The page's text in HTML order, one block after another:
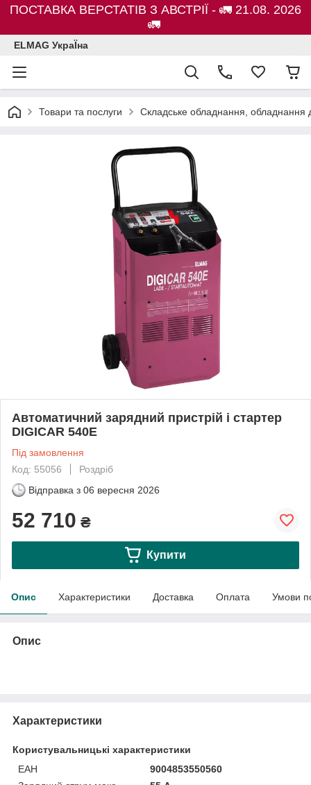
ПОСТАВКА ВЕРСТАТІВ З АВСТРІЇ - 🚛 21.08. 2026
🚛
ELMAG УкраЇна
Товари та послуги Складське обладнання, обладнання
Автоматичний зарядний пристрій і стартер
DIGICAR 540E
Під замовлення
Код: 55056
Роздріб
Відправка з 06 вересня 2026
52 710 ₴
Купити
Опис Характеристики Доставка Оплата Умови
Опис
Характеристики
Користувальницькі характеристики
ЕАН
9004853550560